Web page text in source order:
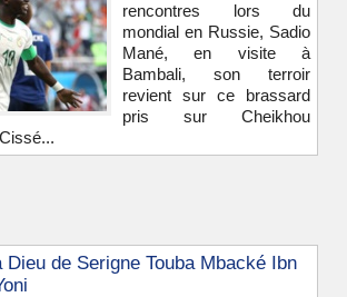
rencontres lors du
mondial en Russie, Sadio
Mané, en visite à
Bambali, son terroir
revient sur ce brassard
pris sur Cheikhou
Dieu de Serigne Touba Mbacké Ibn